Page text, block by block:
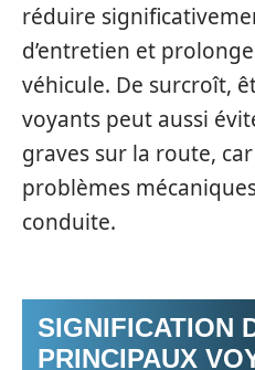
réduire
d’entretien et
véhicule. De surcroît,
voyants peut aussi
graves sur la route,
problèmes
conduite.
SIGNIFICATION
PRINCIPAUX